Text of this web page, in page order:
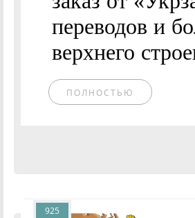
переводов и
верхнего
ПОЛНОСТЬЮ
925